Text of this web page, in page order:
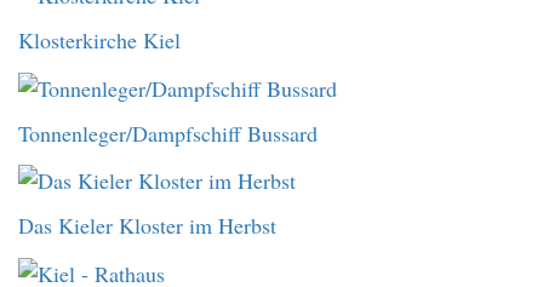
Klosterkirche Kiel
Tonnenleger/Dampfschiff Bussard
Das Kieler Kloster im Herbst